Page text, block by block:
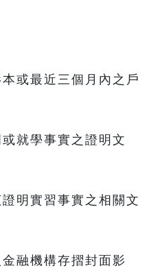
或最近三個月內之戶
就學事實之證明文
明實習事實之相關文
融機構存摺封面影